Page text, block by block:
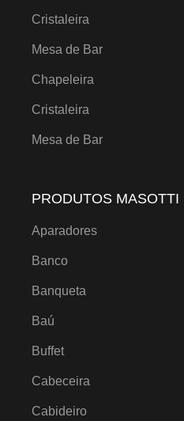
Cristaleira
Mesa de Bar
Chapeleira
Cristaleira
Mesa de Bar
PRODUTOS MASOTTI
Aparadores
Banco
Banqueta
Baú
Buffet
Cabeceira
Cabideiro